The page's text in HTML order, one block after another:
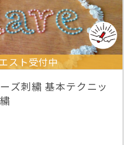
スト受付中
ズ刺繍 基本テクニッ